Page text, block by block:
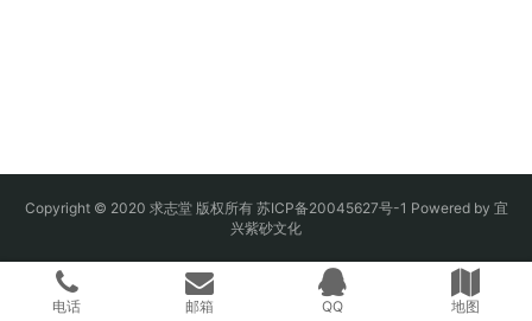
Copyright © 2020 求志堂 版权所有 苏ICP备20045627号-1 Powered by 宜
兴紫砂文化
电话 邮箱 QQ 地图